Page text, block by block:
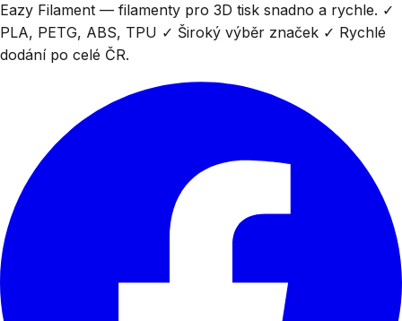
Eazy Filament — filamenty pro 3D tisk snadno a rychle. ✓
PLA, PETG, ABS, TPU ✓ Široký výběr značek ✓ Rychlé
dodání po celé ČR.